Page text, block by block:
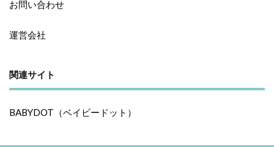
お問い合わせ
運営会社
関連サイト
BABYDOT（ベイビードット）